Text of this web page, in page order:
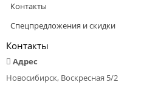
Контакты
Спецпредложения и скидки
Контакты
Адрес
Новосибирск, Воскресная 5/2